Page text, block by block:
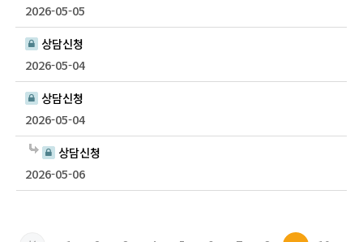
2026-05-05
상담신청
2026-05-04
상담신청
2026-05-04
상담신청
2026-05-06